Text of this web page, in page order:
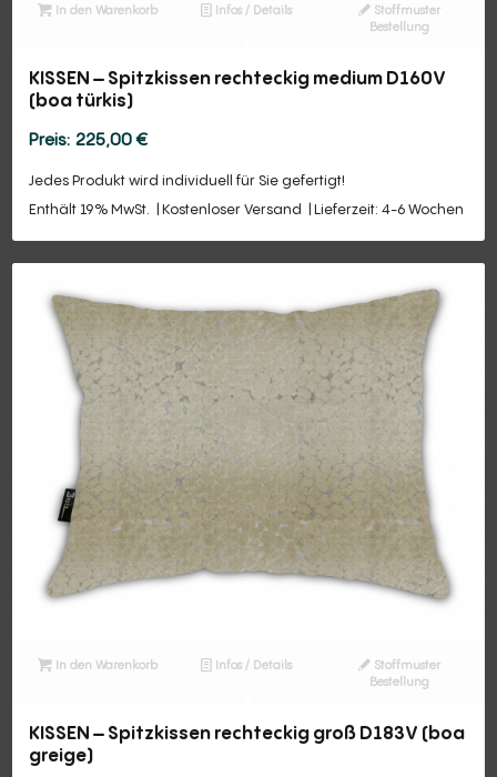
In den Warenkorb Infos / Details
Stoffmuster
Bestellung
KISSEN – Spitzkissen rechteckig medium D160V
(boa türkis)
225,00€
Jedes Produkt wird individuell für Sie gefertigt!
Enthält 19% MwSt.
Kostenloser Versand Lieferzeit: 4-6 Wochen
In den Warenkorb Infos / Details
Stoffmuster
Bestellung
KISSEN – Spitzkissen rechteckig groß D183V (boa
greige)